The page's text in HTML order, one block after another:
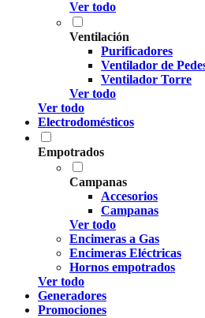
Ver todo
Ventilación
Purificadores
Ventilador de
Ventilador Torre
Ver todo
Ver todo
Electrodomésticos
Empotrados
Campanas
Accesorios
Campanas
Ver todo
Encimeras a Gas
Encimeras Eléctricas
Hornos empotrados
Ver todo
Generadores
Promociones